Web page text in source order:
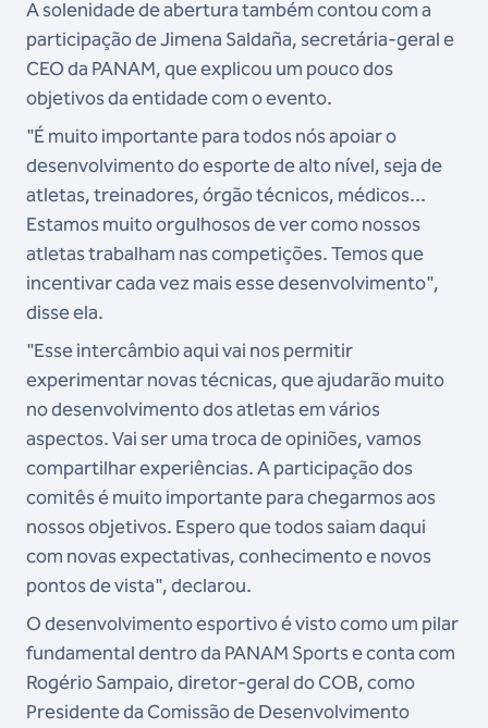
A solenidade de abertura também contou com a
participação de Jimena Saldaña, secretária-geral e
CEO da PANAM, que explicou um pouco dos
objetivos da entidade com o evento.
"É muito importante para todos nós apoiar o
desenvolvimento do esporte de alto nível, seja de
atletas, treinadores, órgão técnicos, médicos...
Estamos muito orgulhosos de ver como nossos
atletas trabalham nas competições. Temos que
incentivar cada vez mais esse desenvolvimento",
disse ela.
"Esse intercâmbio aqui vai nos permitir
experimentar novas técnicas, que ajudarão muito
no desenvolvimento dos atletas em vários
aspectos. Vai ser uma troca de opiniões, vamos
compartilhar experiências. A participação dos
comitês é muito importante para chegarmos aos
nossos objetivos. Espero que todos saiam daqui
com novas expectativas, conhecimento e novos
pontos de vista", declarou.
O desenvolvimento esportivo é visto como um pilar
fundamental dentro da PANAM Sports e conta com
Rogério Sampaio, diretor-geral do COB, como
Presidente da Comissão de Desenvolvimento